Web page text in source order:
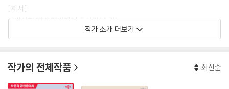
[저서]
사법시험 대비 민법판례 총정리(수림)
사법시험 대비 형사판례 총정리(수림)
2021년~2024년 공인중개사 1차 민법 기본서(박문각출판)
2020년~2026년 공인중개사 1차 민법 필수서(박문각출판)
작가 소개 더보기
작가의 전체작품 최신순